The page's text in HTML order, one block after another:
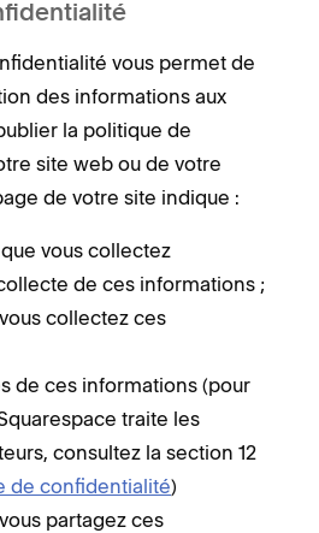
vous permet de
des informations aux
la politique de
site web ou de votre
de votre site indique :
vous collectez
de ces informations ;
collectez ces
de ces informations (pour
traite les
consultez la section 12
de confidentialité)
partagez ces